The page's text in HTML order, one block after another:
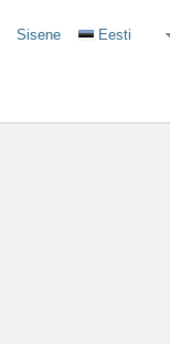
Sisene Eesti